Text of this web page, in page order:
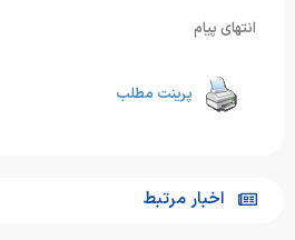
انتهای پیام
پرینت مطلب
اخبار مرتبط